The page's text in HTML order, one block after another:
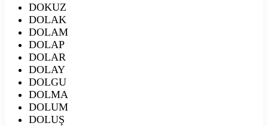
DOKUZ
DOLAK
DOLAM
DOLAP
DOLAR
DOLAY
DOLGU
DOLMA
DOLUM
DOLUŞ